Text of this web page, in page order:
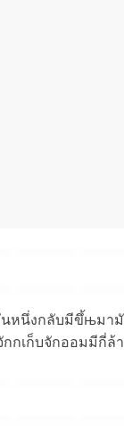
หนึ่งกลับมีขึ้њมามั
กเก็บจักออมมีกี่ล้